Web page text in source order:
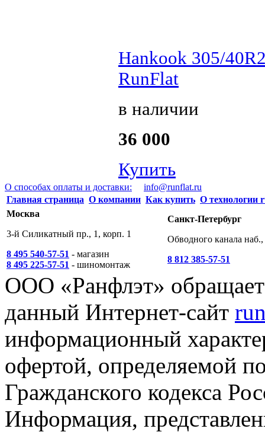
Hankook 305/
RunFlat
в наличии
36 000
Купить
О способах оплаты и доставки:
info@runflat.ru
Главная страница О компании Как купить О технологии
Москва
3-й Силикатный пр., 1, корп. 1
8 495 540-57-51 - магазин
8 495 225-57-51 - шиномонтаж
Санкт-Петербург
Обводного канала
8 812 385-57-51
ООО «Ранфлэт»
данный Интернет-сайт
информационный
офертой, определяемой
Гражданского кодекса
Информация,